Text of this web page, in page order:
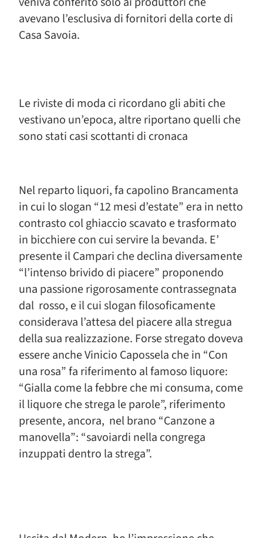
avevano l’esclusiva di fornitori della corte di
Casa Savoia.
Le riviste di moda ci ricordano gli abiti che
vestivano un’epoca, altre riportano quelli che
sono stati casi scottanti di cronaca
Nel reparto liquori, fa capolino Brancamenta
in cui lo slogan “12 mesi d’estate” era in netto
contrasto col ghiaccio scavato e trasformato
in bicchiere con cui servire la bevanda. E’
presente il Campari che declina diversamente
“l’intenso brivido di piacere” proponendo
una passione rigorosamente contrassegnata
dal rosso, e il cui slogan filosoficamente
considerava l’attesa del piacere alla stregua
della sua realizzazione. Forse stregato doveva
essere anche Vinicio Capossela che in “Con
una rosa” fa riferimento al famoso liquore:
“Gialla come la febbre che mi consuma, come
il liquore che strega le parole”, riferimento
presente, ancora, nel brano “Canzone a
manovella”: “savoiardi nella congrega
inzuppati dentro la strega”.